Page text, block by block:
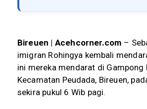
Bireuen | Acehcorner.com –
imigran Rohingya kembali
ini mereka mendarat di Gampong
Kecamatan Peudada, Bireuen,
sekira pukul 6 Wib pagi.